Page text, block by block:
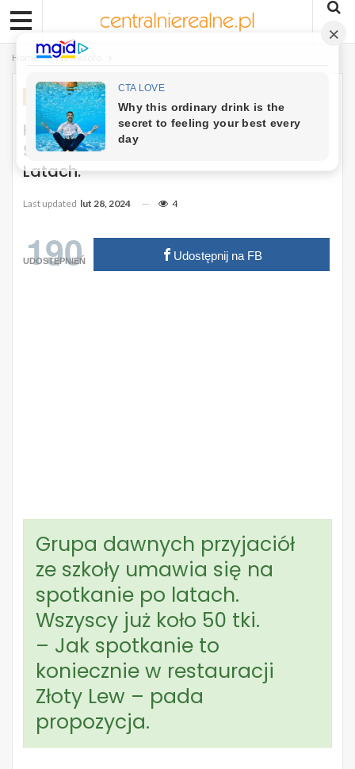
Home Na wesoło
NA WESOŁO
Kawał: Grupa Dawnych Przyjaciół Ze
Szkoły Umawia Się Na Spotkanie Po
Latach.
Last updated lut 28, 2024 4
190
UDOSTĘPNIEŃ Udostępnij na FB
Grupa dawnych przyjaciół
ze szkoły umawia się na
spotkanie po latach.
Wszyscy już koło 50 tki.
– Jak spotkanie to
koniecznie w restauracji
Złoty Lew – pada
propozycja.